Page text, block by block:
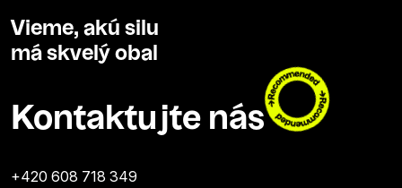
Vieme, akú silu
má skvelý obal
Kontaktujte nás
+420 608 718 349